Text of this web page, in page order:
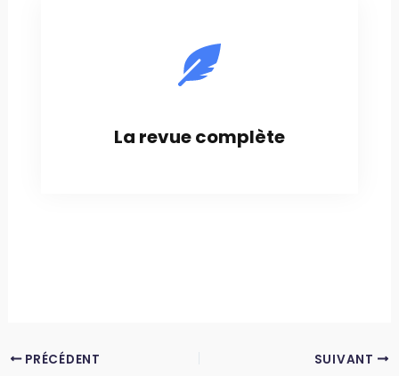
La revue complète
PRÉCÉDENT SUIVANT